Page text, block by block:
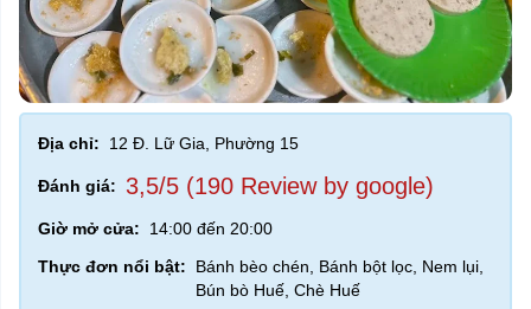
Địa chỉ: 12 Đ. Lữ Gia, Phường 15
Đánh giá: 3,5/5 (190 Review by google)
Giờ mở cửa:
14:00 đến 20:00
Thực đơn nổi bật:
Bánh bèo chén, Bánh bột lọc, Nem lụi,
Bún bò Huế, Chè Huế